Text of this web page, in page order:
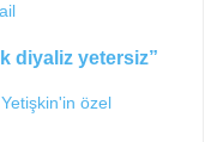
diyaliz yetersiz”
özel